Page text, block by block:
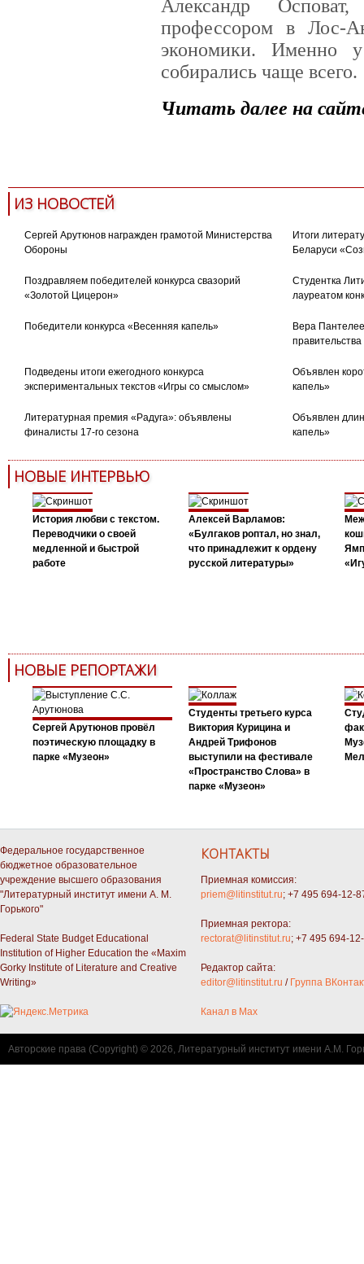
Александр
профессором в Лос-
экономики. Именно
собирались чаще всего.
Читать далее на
ИЗ НОВОСТЕЙ
Сергей Арутюнов награжден грамотой Министерства
Обороны
Итоги
Беларуси
Поздравляем победителей конкурса свазорий
«Золотой Цицерон»
Студентка
лауреатом
Победители конкурса «Весенняя капель»
Вера
Подведены итоги ежегодного конкурса
экспериментальных текстов «Игры со смыслом»
Объявлен
капель»
Литературная премия «Радуга»: объявлены
финалисты 17-го сезона
Объявлен
капель»
НОВЫЕ ИНТЕРВЬЮ
История любви с текстом.
Переводчики о своей
медленной и быстрой
работе
Алексей Варламов:
«Булгаков роптал, но знал,
что принадлежит к ордену
русской литературы»
НОВЫЕ РЕПОРТАЖИ
Сергей Арутюнов провёл
поэтическую площадку в
парке «Музеон»
Студенты третьего курса
Виктория Курицина и
Андрей Трифонов
выступили на фестивале
«Пространство Слова» в
парке «Музеон»
Федеральное государственное
бюджетное образовательное
учреждение высшего образования
"Литературный институт имени А. М.
Горького"
Federal State Budget Educational
Institution of Higher Education the «Maxim
Gorky Institute of Literature and Creative
Writing»
КОНТАКТЫ
Приемная комиссия:
priem@litinstitut.ru; +7 495 694-12-
Приемная ректора:
rectorat@litinstitut.ru; +7 495 694-
Редактор сайта:
editor@litinstitut.ru / Группа
Канал в Max
Авторские права (Copyright) © 2026, Литературный институт имени А.М.